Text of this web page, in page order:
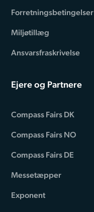
Forretningsbetingelser
Miljøtillæg
Ansvarsfraskrivelse
Ejere og Partnere
Compass Fairs DK
Compass Fairs NO
Compass Fairs DE
Messetæpper
Exponent